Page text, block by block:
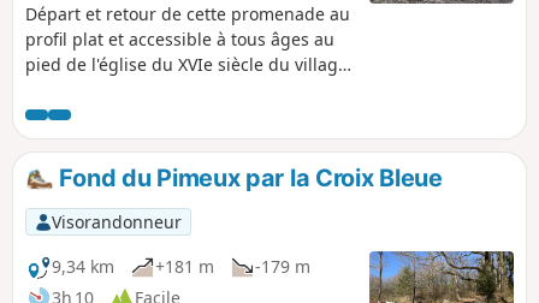
Départ et retour de cette promenade au
profil plat et accessible à tous âges au
pied de l'église du XVIe siècle du village.
les poussettes à grandes roulettes
bienvenues. Essentiellement ombragée,
elle vous montrera néanmoins l'habitat
du village. La première moitié de cette
promenade empruntera le GR®2
Fond du Pimeux par la Croix Bleue
Visorandonneur
9,34 km
+181 m
-179 m
3h 10
Facile